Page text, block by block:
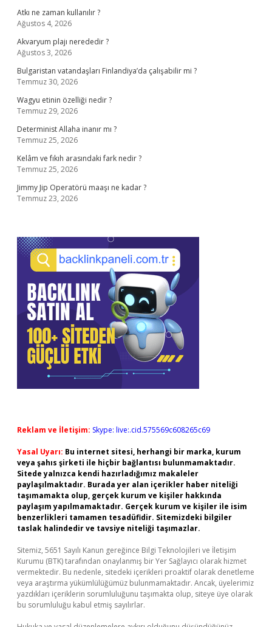
Atkı ne zaman kullanılır ?
Ağustos 4, 2026
Akvaryum plajı nerededir ?
Ağustos 3, 2026
Bulgaristan vatandaşları Finlandiya’da çalışabilir mi ?
Temmuz 30, 2026
Wagyu etinin özelliği nedir ?
Temmuz 29, 2026
Determinist Allaha inanır mı ?
Temmuz 25, 2026
Kelâm ve fıkıh arasındaki fark nedir ?
Temmuz 25, 2026
Jimmy Jip Operatörü maaşı ne kadar ?
Temmuz 23, 2026
Reklam ve İletişim: Skype: live:.cid.575569c608265c69
Yasal Uyarı: Bu internet sitesi, herhangi bir marka, kurum
veya şahıs şirketi ile hiçbir bağlantısı bulunmamaktadır.
Sitede yalnızca kendi hazırladığımız makaleler
paylaşılmaktadır. Burada yer alan içerikler haber niteliği
taşımamakta olup, gerçek kurum ve kişiler hakkında
paylaşım yapılmamaktadır. Gerçek kurum ve kişiler ile isim
benzerlikleri tamamen tesadüfidir. Sitemizdeki bilgiler
taslak halindedir ve tavsiye niteliği taşımazlar.
Sitemiz, 5651 Sayılı Kanun gereğince Bilgi Teknolojileri ve İletişim
Kurumu (BTK) tarafından onaylanmış bir Yer Sağlayıcı olarak hizmet
vermektedir. Bu nedenle, sitedeki içerikleri proaktif olarak denetleme
veya araştırma yükümlülüğümüz bulunmamaktadır. Ancak, üyelerimiz
yazdıkları içeriklerin sorumluluğunu taşımakta olup, siteye üye olarak
bu sorumluluğu kabul etmiş sayılırlar.